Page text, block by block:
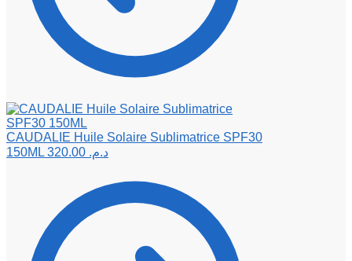
CAUDALIE Huile Solaire Sublimatrice SPF30
150ML
د.م.